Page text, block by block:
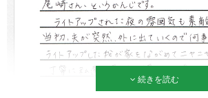
続きを読む